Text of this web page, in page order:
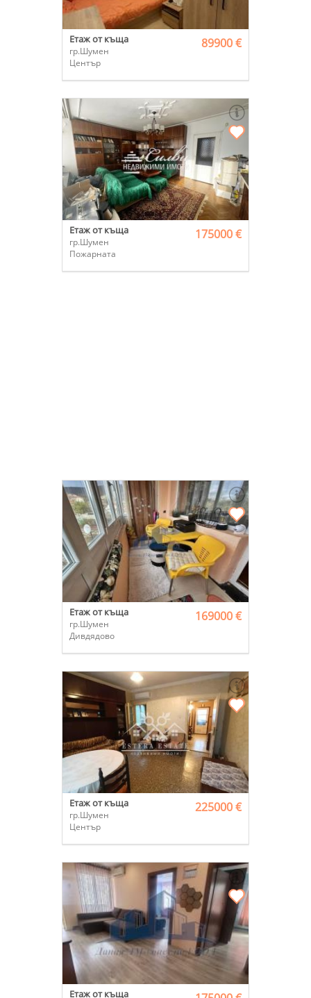
Етаж от къща
гр.Шумен
Център
89900 €
Етаж от къща
гр.Шумен
Пожарната
175000 €
Етаж от къща
гр.Шумен
Дивдядово
169000 €
Етаж от къща
гр.Шумен
Център
225000 €
Етаж от къща